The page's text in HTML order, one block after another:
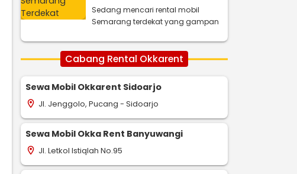
Sedang mencari rental mobil
Semarang terdekat yang gampan
Cabang Rental Okkarent
Sewa Mobil Okkarent Sidoarjo
location_on Jl. Jenggolo, Pucang - Sidoarjo
Sewa Mobil Okka Rent Banyuwangi
location_on Jl. Letkol Istiqlah No.95